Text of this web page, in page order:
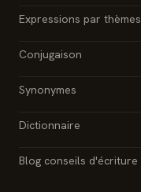
Expressions par thèmes
Conjugaison
Synonymes
Dictionnaire
Blog conseils d'écriture